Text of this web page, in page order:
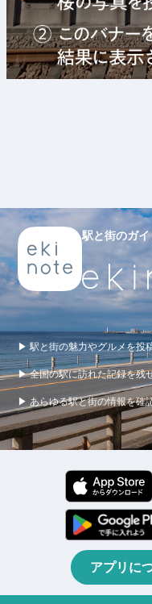
駅と街のガ
▶ 駅と街の魅力やグルメを投
▶ 全国の駅に訪れた記録を残
▶ あらゆる駅と街の情報を確
アプリに